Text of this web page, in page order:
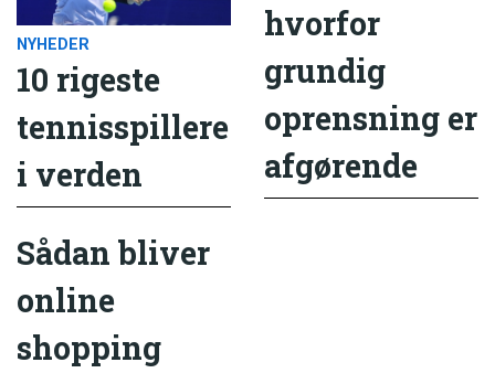
NYHEDER
10 rigeste
tennisspillere
i verden
hvorfor
grundig
oprensning er
afgørende
Sådan bliver
online
shopping